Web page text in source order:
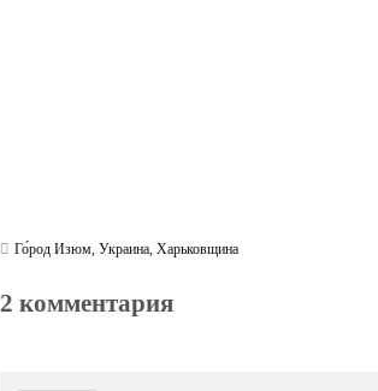
Го́род Изюм,Украина,Харьковщина
2 комментария